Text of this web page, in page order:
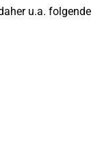
u.a. folgende